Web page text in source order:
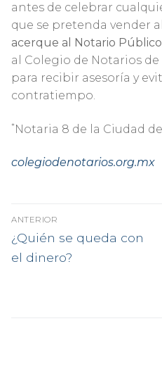
antes de celebrar
que se pretenda vender
acerque al Notario
al Colegio de Notarios
para recibir asesoría y
contratiempo.
* Notaria 8 de la Ciudad
colegiodenotarios.org.mx
Navegación
de
entradas
ANTERIOR
Entrada
anterior:
¿Quién se queda con
el dinero?